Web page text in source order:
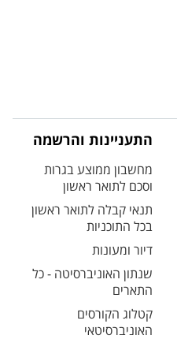
התעניינות והרשמה
מחשבון ממוצע בגרות
וסכם לתואר ראשון
תנאי קבלה לתואר ראשון
בכל התוכניות
דיור ומעונות
שנתון האוניברסיטה - כל
התארים
קטלוג הקורסים
האוניברסיטאי